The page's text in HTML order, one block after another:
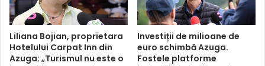
Liliana Bojian, proprietara
Hotelului Carpat Inn din
Azuga: „Turismul nu este o
Investiții de milioane de
euro schimbă Azuga.
Fostele platforme